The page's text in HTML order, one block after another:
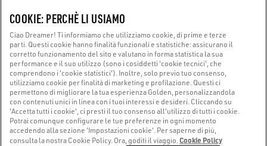
WHISTLEBLOWING
DICHIARAZIONE DI ACCESSIBILITÀ
Made with ❤ in Venice.
Golden Goose S.p.A. ©2026 - All Rights Reserved.Maggiori informazioni
COOKIE: PERCHÈ LI USIAMO
Ciao Dreamer! Ti informiamo che utilizziamo cookie, di prime e terze
parti. Questi cookie hanno finalità funzionali e statistiche: assicurano il
corretto funzionamento del sito e valutano in forma statistica la sua
performance e il suo utilizzo (sono i cosiddetti 'cookie tecnici', che
comprendono i 'cookie statistici'). Inoltre, solo previo tuo consenso,
utilizziamo cookie per finalità di marketing e profilazione. Questi ci
permettono di migliorare la tua esperienza Golden, personalizzandola
con contenuti unici in linea con i tuoi interessi e desideri. Cliccando su
'Accetta tutti i cookie', ci presti il tuo consenso all'utilizzo di tutti i cookie.
Potrai comunque configurare le tue preferenze in ogni momento
accedendo alla sezione 'Impostazioni cookie'. Per saperne di più,
consulta la nostra Cookie Policy. Ora, goditi il viaggio.Cookie Policy